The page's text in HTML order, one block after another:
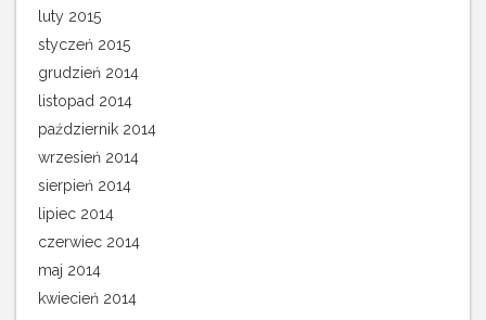
luty 2015
styczeń 2015
grudzień 2014
listopad 2014
październik 2014
wrzesień 2014
sierpień 2014
lipiec 2014
czerwiec 2014
maj 2014
kwiecień 2014